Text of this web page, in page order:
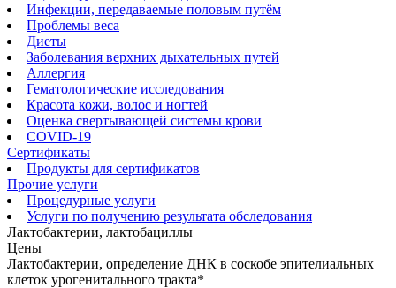
Инфекции, передаваемые половым путём
Проблемы веса
Диеты
Заболевания верхних дыхательных путей
Аллергия
Гематологические исследования
Красота кожи, волос и ногтей
Оценка свертывающей системы крови
COVID-19
Сертификаты
Продукты для сертификатов
Прочие услуги
Процедурные услуги
Услуги по получению результата обследования
Лактобактерии, лактобациллы
Цены
Лактобактерии, определение ДНК в соскобе эпителиальных
клеток урогенитального тракта*